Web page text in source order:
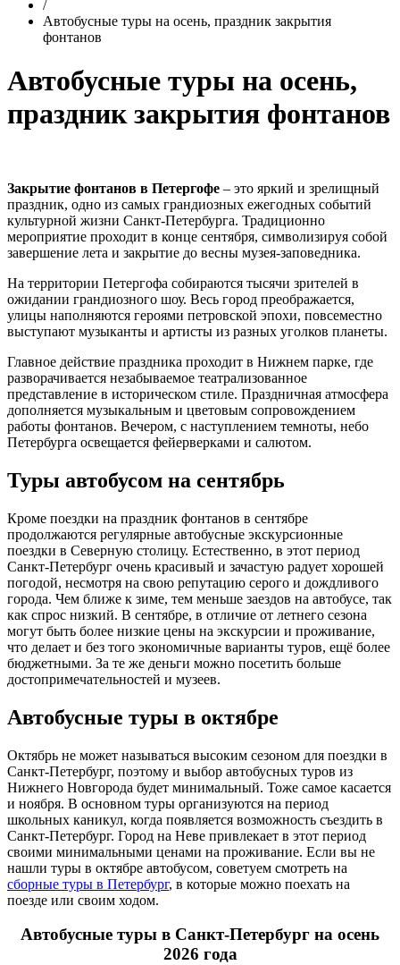
/
Автобусные туры на осень, праздник закрытия
фонтанов
Автобусные туры на осень,
праздник закрытия фонтанов
Закрытие фонтанов в Петергофе – это яркий и зрелищный
праздник, одно из самых грандиозных ежегодных событий
культурной жизни Санкт-Петербурга. Традиционно
мероприятие проходит в конце сентября, символизируя собой
завершение лета и закрытие до весны музея-заповедника.
На территории Петергофа собираются тысячи зрителей в
ожидании грандиозного шоу. Весь город преображается,
улицы наполняются героями петровской эпохи, повсеместно
выступают музыканты и артисты из разных уголков планеты.
Главное действие праздника проходит в Нижнем парке, где
разворачивается незабываемое театрализованное
представление в историческом стиле. Праздничная атмосфера
дополняется музыкальным и цветовым сопровождением
работы фонтанов. Вечером, с наступлением темноты, небо
Петербурга освещается фейерверками и салютом.
Туры автобусом на сентябрь
Кроме поездки на праздник фонтанов в сентябре
продолжаются регулярные автобусные экскурсионные
поездки в Северную столицу. Естественно, в этот период
Санкт-Петербург очень красивый и зачастую радует хорошей
погодой, несмотря на свою репутацию серого и дождливого
города. Чем ближе к зиме, тем меньше заездов на автобусе, так
как спрос низкий. В сентябре, в отличие от летнего сезона
могут быть более низкие цены на экскурсии и проживание,
что делает и без того экономичные варианты туров, ещё более
бюджетными. За те же деньги можно посетить больше
достопримечательностей и музеев.
Автобусные туры в октябре
Октябрь не может называться высоким сезоном для поездки в
Санкт-Петербург, поэтому и выбор автобусных туров из
Нижнего Новгорода будет минимальный. Тоже самое касается
и ноября. В основном туры организуются на период
школьных каникул, когда появляется возможность съездить в
Санкт-Петербург. Город на Неве привлекает в этот период
своими минимальными ценами на проживание. Если вы не
нашли туры в октябре автобусом, советуем смотреть на
сборные туры в Петербург, в которые можно поехать на
поезде или своим ходом.
Автобусные туры в Санкт-Петербург на осень
2026 года